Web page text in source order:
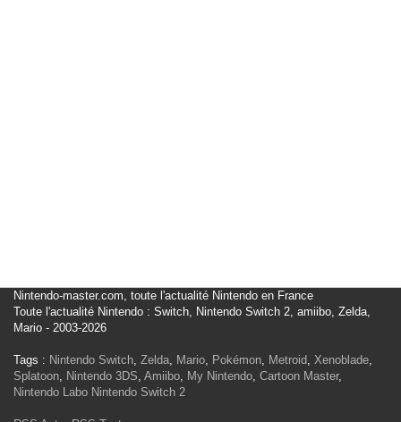
Nintendo-master.com, toute l'actualité Nintendo en France
Toute l'actualité Nintendo : Switch, Nintendo Switch 2, amiibo, Zelda,
Mario - 2003-2026
Tags : Nintendo Switch, Zelda, Mario, Pokémon, Metroid, Xenoblade,
Splatoon, Nintendo 3DS, Amiibo, My Nintendo, Cartoon Master,
Nintendo Labo Nintendo Switch 2